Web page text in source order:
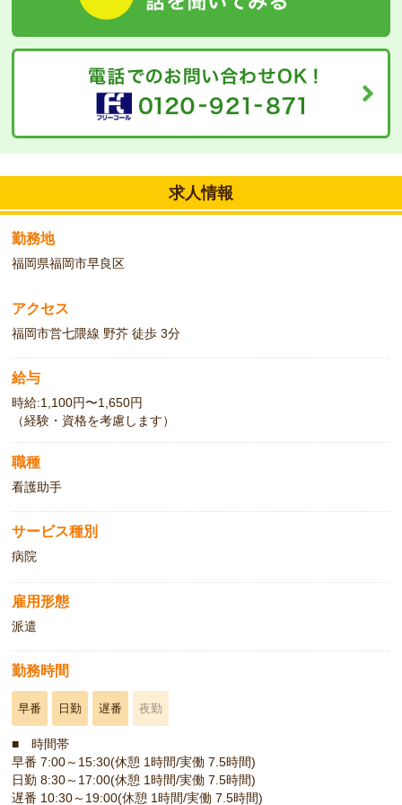
求人情報
勤務地
福岡県福岡市早良区
アクセス
福岡市営七隈線 野芥 徒歩 3分
給与
時給:1,100円〜1,650円
（経験・資格を考慮します）
職種
看護助手
サービス種別
病院
雇用形態
派遣
勤務時間
早番 日勤 遅番 夜勤
■ 時間帯
早番 7:00～15:30(休憩 1時間/実働 7.5時間)
日勤 8:30～17:00(休憩 1時間/実働 7.5時間)
遅番 10:30～19:00(休憩 1時間/実働 7.5時間)